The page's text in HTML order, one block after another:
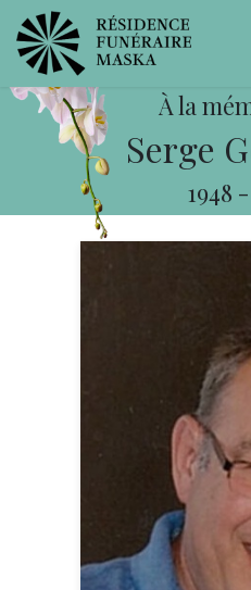
À la
Serge
1948 -